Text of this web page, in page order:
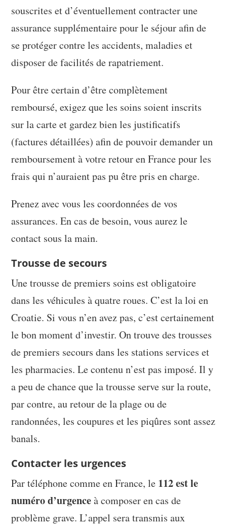
souscrites et d’éventuellement contracter une
assurance supplémentaire pour le séjour afin de
se protéger contre les accidents, maladies et
disposer de facilités de rapatriement.
Pour être certain d’être complètement
remboursé, exigez que les soins soient inscrits
sur la carte et gardez bien les justificatifs
(factures détaillées) afin de pouvoir demander un
remboursement à votre retour en France pour les
frais qui n’auraient pas pu être pris en charge.
Prenez avec vous les coordonnées de vos
assurances. En cas de besoin, vous aurez le
contact sous la main.
Trousse de secours
Une trousse de premiers soins est obligatoire
dans les véhicules à quatre roues. C’est la loi en
Croatie. Si vous n’en avez pas, c’est certainement
le bon moment d’investir. On trouve des trousses
de premiers secours dans les stations services et
les pharmacies. Le contenu n’est pas imposé. Il y
a peu de chance que la trousse serve sur la route,
par contre, au retour de la plage ou de
randonnées, les coupures et les piqûres sont assez
banals.
Contacter les urgences
Par téléphone comme en France, le 112 est le
numéro d’urgenceà composer en cas de
problème grave. L’appel sera transmis aux